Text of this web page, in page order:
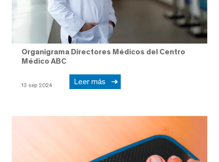
Organigrama Directores Médicos del Centro
Médico ABC
13 sep 2024 Leer más